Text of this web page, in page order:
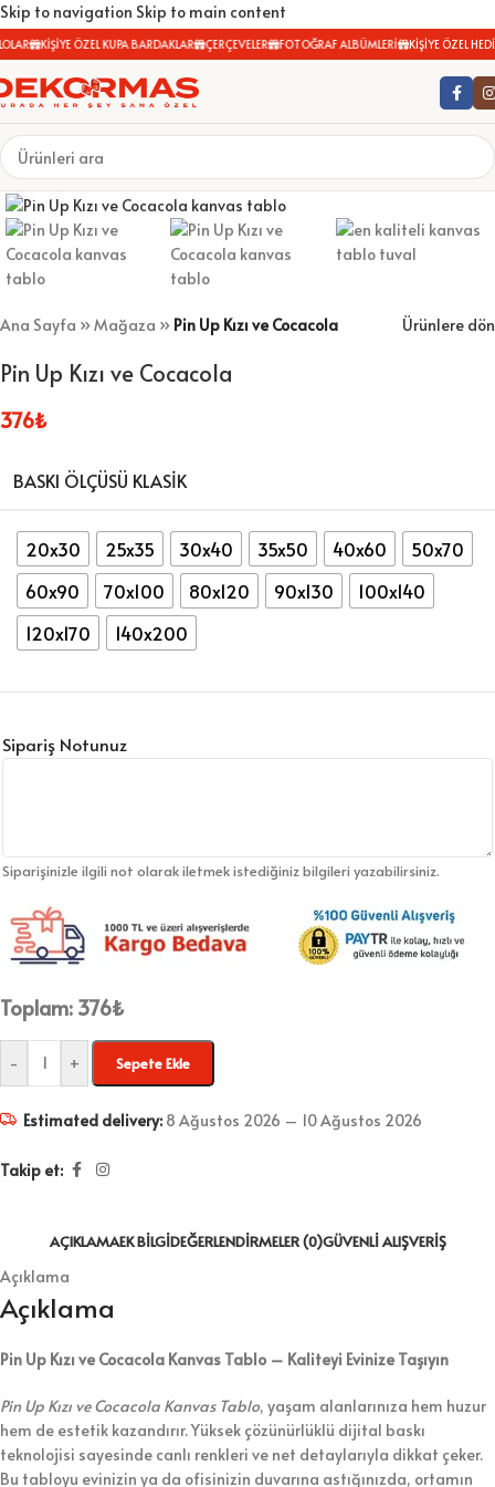
Skip to navigation Skip to main content
KİŞİYE ÖZEL KUPA BARDAKLAR ÇERÇEVELER FOTOĞRAF ALBÜMLERİ KİŞİYE ÖZEL
Büyütmek için tıklayın
Ana Sayfa »Mağaza » Pin Up Kızı ve Cocacola Ürünlere dön
Pin Up Kızı ve Cocacola
376₺
BASKI ÖLÇÜSÜ KLASIK
20x30 25x35 30x40 35x50 40x60
50x70
60x90
70x100 80x120 90x130
100x140
120x170
140x200
Sipariş Notunuz
Siparişinizle ilgili not olarak iletmek istediğiniz bilgileri yazabilirsiniz.
Toplam: 376₺
- + Sepete Ekle
Estimated delivery: 8 Ağustos 2026 – 10 Ağustos 2026
Takip et:
AÇIKLAMAEK BILGIDEĞERLENDIRMELER (0)GÜVENLI ALIŞVERIŞ
Açıklama
Açıklama
Pin Up Kızı ve Cocacola Kanvas Tablo – Kaliteyi Evinize Taşıyın
Pin Up Kızı ve Cocacola Kanvas Tablo, yaşam alanlarınıza hem huzur
hem de estetik kazandırır. Yüksek çözünürlüklü dijital baskı
teknolojisi sayesinde canlı renkleri ve net detaylarıyla dikkat çeker.
Bu tabloyu evinizin ya da ofisinizin duvarına astığınızda, ortamın